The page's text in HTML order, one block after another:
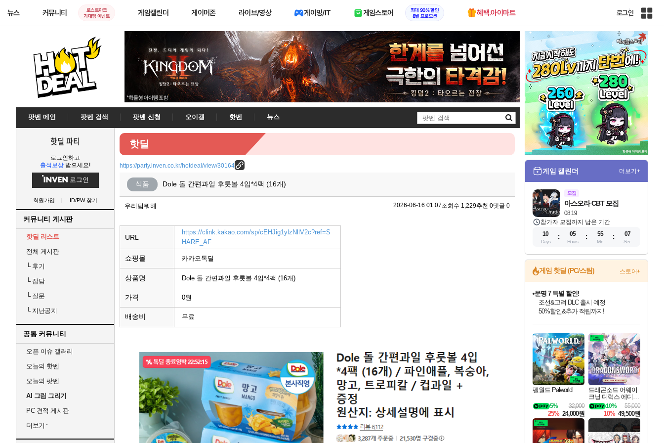
뉴스 커뮤니티
로스트아크
기대평 이벤트
게임캘린더 게이머존 라이브/영상 게이밍/IT 게임스토어
최대 90% 할인
8월 프로모션
혜택.아이마트 로그인
인
전
체
사
이
팟벤 메인 팟벤 검색 팟벤 신청 오이갤 핫벤
뉴스
검
색
핫딜 파티
로그인하고
출석보상 받으세요!
로그인
회원가입 ID/PW 찾기
커뮤니티 게시판
핫딜 리스트
전체 게시판
└후기
└잡담
└질문
└지난공지
공통 커뮤니티
오픈 이슈 갤러리
오늘의 핫벤
오늘의 팟벤
AI 그림 그리기
PC 견적 게시판
더보기
핫딜
https://party.inven.co.kr/hotdeal/view/30164
식품 Dole 돌 간편과일 후룻볼 4입*4팩 (16개)
우리팀뭐해 2026-06-16 01:07조회수 1,229추천 0댓글 0
URL
https://clink.kakao.com/sp/cEHJig1ylzNllV2c?ref=S
HARE_AF
쇼핑몰 카카오톡딜
상품명 Dole 돌 간편과일 후룻볼 4입*4팩 (16개)
가격 0원
배송비 무료
게임 캘린더 더보기+
모집
08.19
아스오라 CBT 모집
참가자 모집까지 남은 기간
10
Days
05
Hours
55
Min
05
Sec
게임 핫딜 (PC/스팀) 스토어+
최대 90% 할인가를 만나보세요!
네이버혜택과 함께 만나보세요!
문명 7 특별 할인!
조선&고려 DLC 출시 예정
마블 투혼 파이팅 소울즈 정식출시!
마블 히어로 총 출동&화려한 격투!
네이버 포인트 혜택까지!
이니&베니 혜택까지!
네이버 혜택가와 함께 예약하세요!
할인&네이버혜택으로 만나보세요!
네이버페이 혜택과 만나보세요!
40주년 프로모션으로 만나보세요!
할인가에 만나보세요!
일부 에디션 상시 할인!
혜택으로 예약 판매 중
편안하게 충전하세요
팰월드 Palworld
32,000
5%
25% 24,000원
드래곤소드 어웨이
크닝 디럭스 에디션
DragonSword Awake
ning Deluxe Edition
55,000
10%
10% 49,500원